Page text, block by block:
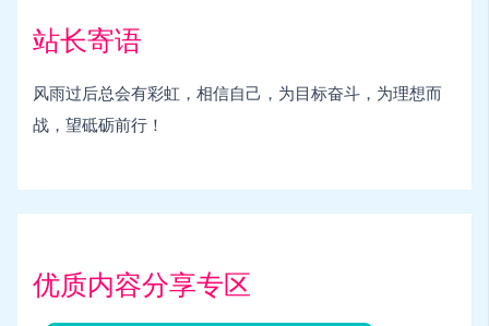
站长寄语
风雨过后总会有彩虹，相信自己，为目标奋斗，为理想而
战，望砥砺前行！
优质内容分享专区